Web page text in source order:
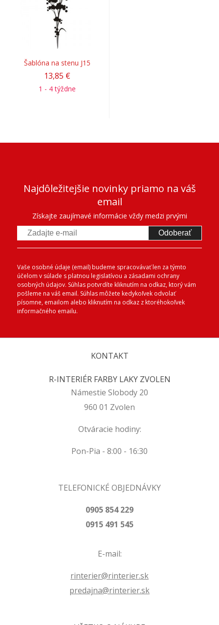
Šablóna na stenu J15
13,85 €
1 - 4 týždne
Najdôležitejšie novinky priamo na váš
email
Získajte zaujímavé informácie vždy medzi prvými
Odoberať
Vaše osobné údaje (email) budeme spracovávať len za týmto
účelom v súlade s platnou legislatívou a zásadami ochrany
osobných údajov. Súhlas potvrdíte kliknutím na odkaz, ktorý vám
pošleme na váš email. Súhlas môžete kedykoľvek odvolať
písomne, emailom alebo kliknutím na odkaz z ktoréhokoľvek
informačného emailu.
KONTAKT
R-INTERIÉR FARBY LAKY ZVOLEN
Námestie Slobody 20
960 01 Zvolen
Otváracie hodiny:
Pon-Pia - 8:00 - 16:30
TELEFONICKÉ OBJEDNÁVKY
0905 854 229
0915 491 545
E-mail:
rinterier@rinterier.sk
predajna@rinterier.sk